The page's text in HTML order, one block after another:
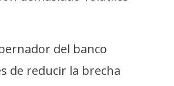
del banco
de reducir la brecha